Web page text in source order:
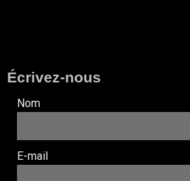
Écrivez-nous
Nom
E-mail